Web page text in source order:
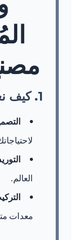
1. كيف نعمل؟
العالم.
معدات